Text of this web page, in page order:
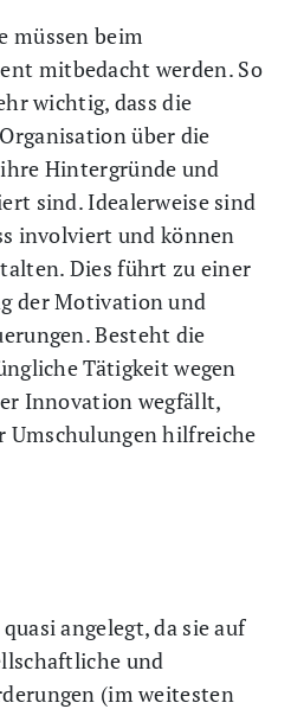
müssen beim
mitbedacht werden. So
wichtig, dass die
über die
Hintergründe und
sind. Idealerweise sind
involviert und können
Dies führt zu einer
der Motivation und
Besteht die
Tätigkeit wegen
Innovation wegfällt,
Umschulungen hilfreiche
angelegt, da sie auf
und
(im weitesten